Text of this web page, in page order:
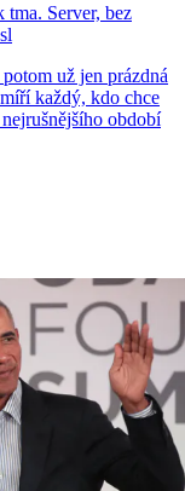
tma. Server, bez
už jen prázdná
každý, kdo chce
období